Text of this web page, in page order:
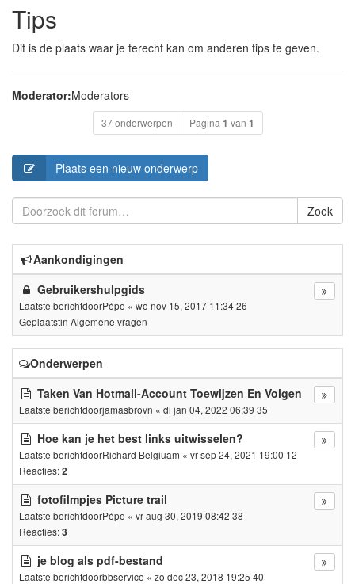
Tips
Dit is de plaats waar je terecht kan om anderen tips te geven.
Moderator:Moderators
37 onderwerpen Pagina 1 van 1
Plaats een nieuw onderwerp
Zoek
Aankondigingen
Gebruikershulpgids
Laatste berichtdoorPépe « wo nov 15, 2017 11:34 26
Geplaatstin Algemene vragen
Onderwerpen
Taken Van Hotmail-Account Toewijzen En Volgen
Laatste berichtdoorjamasbrovn « di jan 04, 2022 06:39 35
Hoe kan je het best links uitwisselen?
Laatste berichtdoorRichard Belgiuam « vr sep 24, 2021 19:00 12
Reacties:2
fotofilmpjes Picture trail
Laatste berichtdoorPépe « vr aug 30, 2019 08:42 38
Reacties:3
je blog als pdf-bestand
Laatste berichtdoorbbservice « zo dec 23, 2018 19:25 40